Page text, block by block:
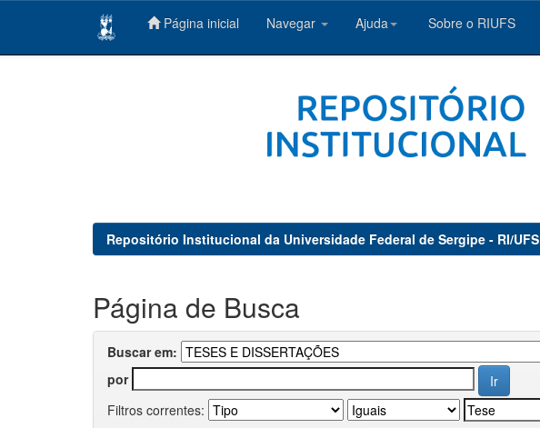
Página inicial Navegar Ajuda Sobre o RIUFS
Repositório Institucional da Universidade Federal de Sergipe - RI/UFS
Página de Busca
Buscar em:
por
Filtros correntes: